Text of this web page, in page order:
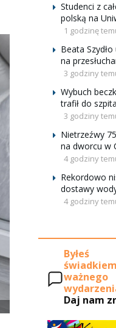
Studenci z
polską na
1 godzinę
Beata
na
3 godziny
Wybuch
trafił do
3 godziny
Nietrzeźwy
na dworcu w
4 godziny
Rekordowo
dostawy
4 godziny
Byłeś
świadkiem
ważnego
Daj nam